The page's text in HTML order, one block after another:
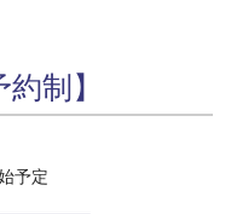
制】
予定